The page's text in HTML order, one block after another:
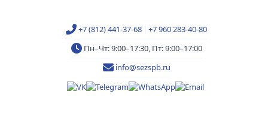
+7 (812) 441-37-68 | +7 960 283-40-80
Пн–Чт: 9:00–17:30, Пт: 9:00–17:00
info@sezspb.ru